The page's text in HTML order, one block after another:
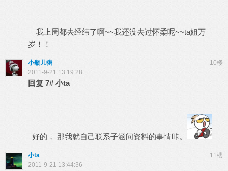
我上周都去经纬了啊~~我还没去过怀柔呢~~ta姐万
岁！！
10楼
小瓶儿粥
2011-9-21 13:19:28
回复 7# 小ta
好的， 那我就自己联系子涵问资料的事情咔。
11楼
小ta
2011-9-21 13:44:36